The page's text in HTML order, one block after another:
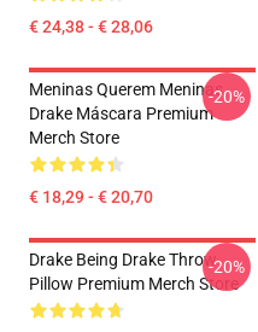
€ 24,38 - € 28,06
Meninas Querem Meninas
Drake Máscara Premium
Merch Store
€ 18,29 - € 20,70
-20%
Drake Being Drake Throw
Pillow Premium Merch Store
-20%